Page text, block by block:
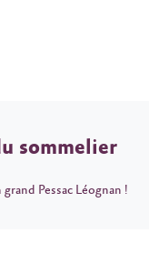
sommelier
Pessac Léognan !